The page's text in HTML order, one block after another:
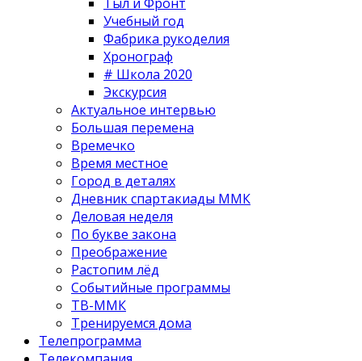
Учебный год
Фабрика рукоделия
Хронограф
# Школа 2020
Экскурсия
Актуальное интервью
Большая перемена
Времечко
Время местное
Город в деталях
Дневник спартакиады ММК
Деловая неделя
По букве закона
Преображение
Растопим лёд
Событийные программы
ТВ-ММК
Тренируемся дома
Телепрограмма